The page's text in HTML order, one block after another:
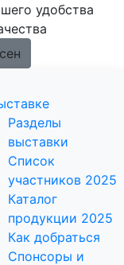
удобства
Разделы
выставки
Список
участников 2025
Каталог
продукции 2025
Как добраться
Спонсоры и